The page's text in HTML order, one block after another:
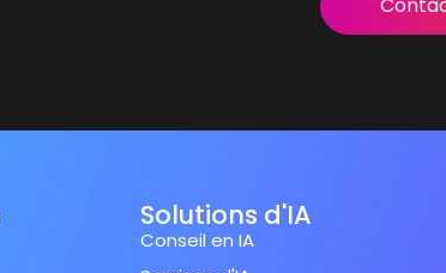
Solutions d'IA
Conseil en IA